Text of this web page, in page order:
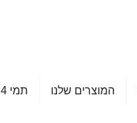
המוצרים שלנו תמי 4